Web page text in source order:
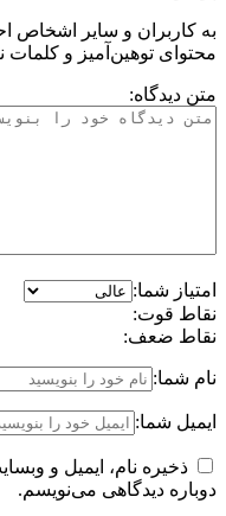
به کاربران و سایر اشخاص
محتوای توهین‌آمیز و
متن دیدگاه:
امتیاز شما:
نقاط قوت:
نقاط ضعف:
نام شما:
ایمیل شما:
ذخیره نام، ایمیل و
دوباره دیدگاهی می‌نویسم.